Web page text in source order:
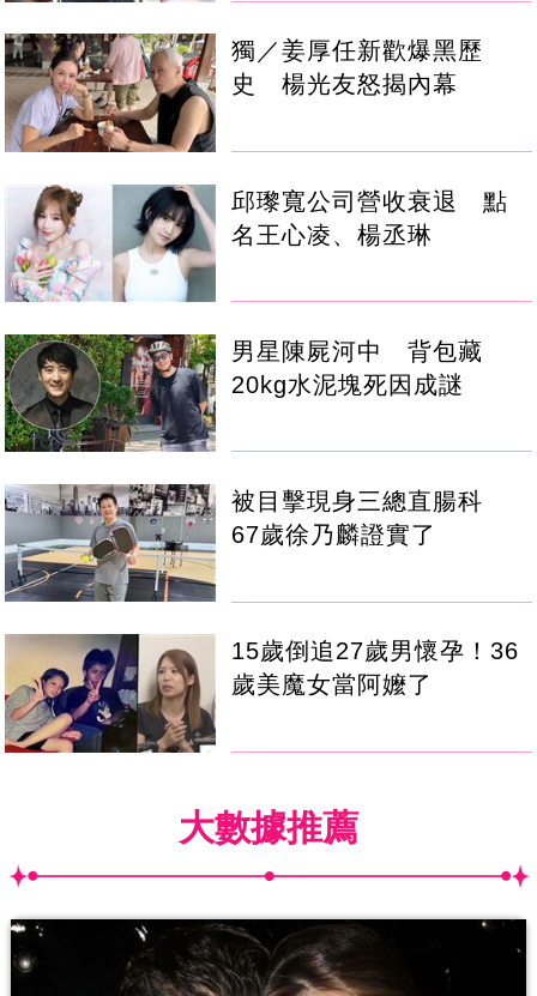
獨／姜厚任新歡爆黑歷
史 楊光友怒揭內幕
邱瓈寬公司營收衰退 點
名王心凌、楊丞琳
男星陳屍河中 背包藏
20kg水泥塊死因成謎
被目擊現身三總直腸科
67歲徐乃麟證實了
15歲倒追27歲男懷孕！36
歲美魔女當阿嬤了
大數據推薦